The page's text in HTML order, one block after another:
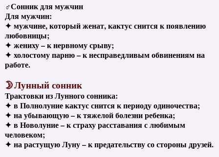
♂Сонник для мужчин
Для мужчин:
✦ мужчине, который женат, кактус снится к появлению
любовницы;
✦ жениху – к нервному срыву;
✦ холостому парню – к несправедливым обвинениям на
работе.
🌛Лунный сонник
Трактовки из Лунного сонника:
✦ в Полнолуние кактус снится к периоду одиночества;
✦ на убывающую – к тяжелой болезни ребенка;
✦ в Новолуние – к страху расставания с любимым
человеком;
✦ на растущую Луну – к предательству со стороны друзей.